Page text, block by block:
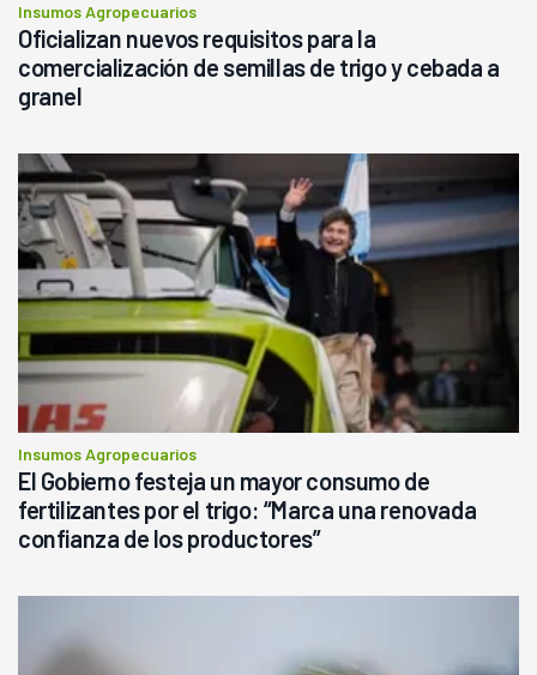
Insumos Agropecuarios
Oficializan nuevos requisitos para la
comercialización de semillas de trigo y cebada a
granel
Insumos Agropecuarios
El Gobierno festeja un mayor consumo de
fertilizantes por el trigo: “Marca una renovada
confianza de los productores”